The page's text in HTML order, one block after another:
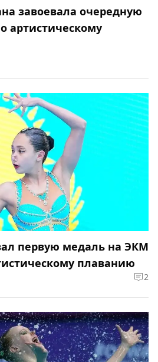
завоевала очередную
артистическому
первую медаль на ЭКМ
плаванию
2